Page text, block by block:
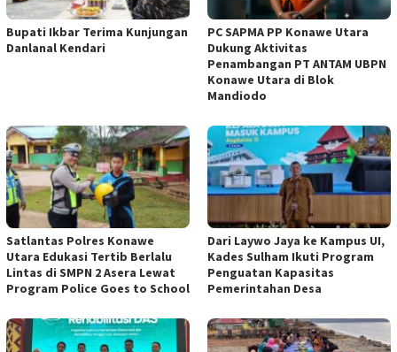
Bupati Ikbar Terima Kunjungan
Danlanal Kendari
PC SAPMA PP Konawe Utara
Dukung Aktivitas
Penambangan PT ANTAM UBPN
Konawe Utara di Blok
Mandiodo
Satlantas Polres Konawe
Utara Edukasi Tertib Berlalu
Lintas di SMPN 2 Asera Lewat
Program Police Goes to School
Dari Laywo Jaya ke Kampus UI,
Kades Sulham Ikuti Program
Penguatan Kapasitas
Pemerintahan Desa